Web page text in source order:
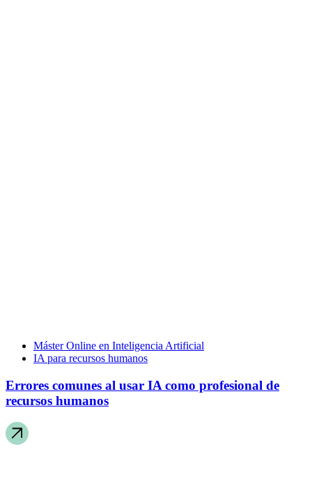
Máster Online en Inteligencia Artificial
IA para recursos humanos
Errores comunes al usar IA como profesional de
recursos humanos